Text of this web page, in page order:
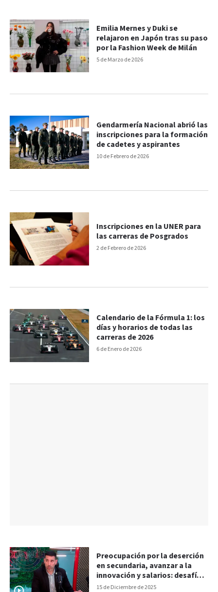
5 de Marzo de 2026
Emilia Mernes y Duki se
relajaron en Japón tras su paso
por la Fashion Week de Milán
10 de Febrero de 2026
Gendarmería Nacional abrió las
inscripciones para la formación
de cadetes y aspirantes
2 de Febrero de 2026
Inscripciones en la UNER para
las carreras de Posgrados
6 de Enero de 2026
Calendario de la Fórmula 1: los
días y horarios de todas las
carreras de 2026
15 de Diciembre de 2025
Preocupación por la deserción
en secundaria, avanzar a la
innovación y salarios: desafíos
de Cuenca en el CGE